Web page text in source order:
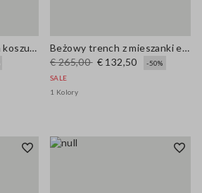
Niebieska prążkowana koszula z elastycznej bawełny, regular fit
Beżowy trench z mieszanki elastycznej bawełny, oversize
€ 265,00 € 132,50
-50%
SALE
1 Kolory